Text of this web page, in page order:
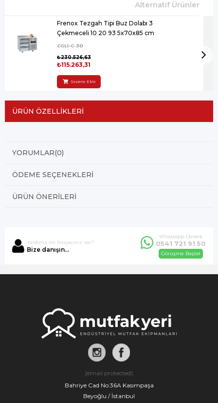
Frenox Tezgah Tipi Buz Dolabı 3
Çekmeceli 10 20 93 5x70x85 cm
CGL1-C-3D
₺115.263,31
₺230.526,63
Sepete Ekle
ÜRÜN ÖZELLIKLERI
YORUMLAR(0)
ÖDEME SEÇENEKLERI
ÜRÜN ÖNERILERI
Yardıma mı ihtiyacınız var?
Bize danışın...
Whatsapp Destek
0541 721 91 50
Görüşme Başlat
[email protected]
Bahriye Cad No:36A Kasımpaşa
Beyoğlu / İstanbul